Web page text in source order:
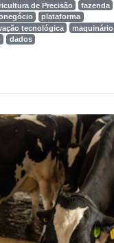
de Precisão
fazenda
plataforma
tecnológica
maquinário
dados